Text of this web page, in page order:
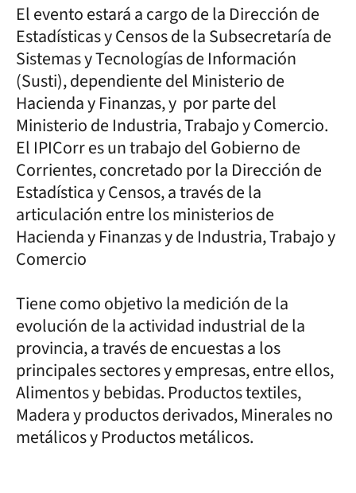
El evento estará a cargo de la Dirección de
Estadísticas y Censos de la Subsecretaría de
Sistemas y Tecnologías de Información
(Susti), dependiente del Ministerio de
Hacienda y Finanzas, y por parte del
Ministerio de Industria, Trabajo y Comercio.
El IPICorr es un trabajo del Gobierno de
Corrientes, concretado por la Dirección de
Estadística y Censos, a través de la
articulación entre los ministerios de
Hacienda y Finanzas y de Industria, Trabajo y
Comercio
Tiene como objetivo la medición de la
evolución de la actividad industrial de la
provincia, a través de encuestas a los
principales sectores y empresas, entre ellos,
Alimentos y bebidas. Productos textiles,
Madera y productos derivados, Minerales no
metálicos y Productos metálicos.